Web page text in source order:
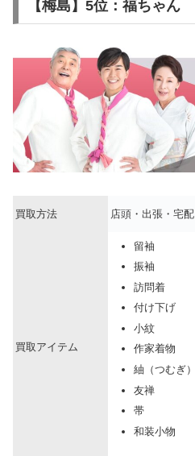
【梅島】5位：福ちゃん
買取方法 店頭・出張・宅配
買取アイテム
留袖
振袖
訪問着
付け下げ
小紋
作家着物
紬（つむぎ）
友禅
帯
和装小物